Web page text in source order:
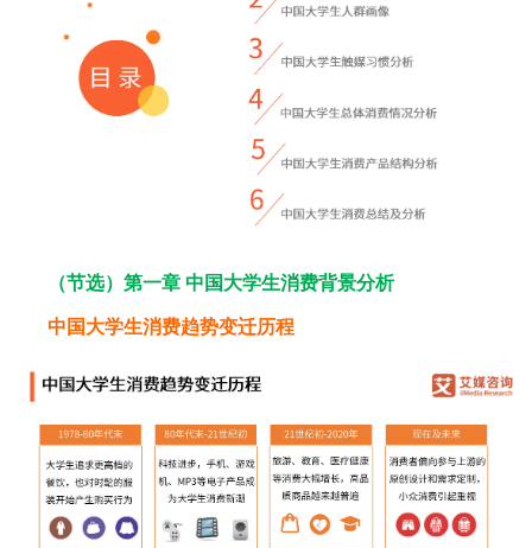
（节选）第一章 中国大学生消费背景分析
中国大学生消费趋势变迁历程